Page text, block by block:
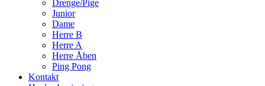
Drenge/Pige
Junior
Dame
Herre B
Herre A
Herre Åben
Ping Pong
Kontakt